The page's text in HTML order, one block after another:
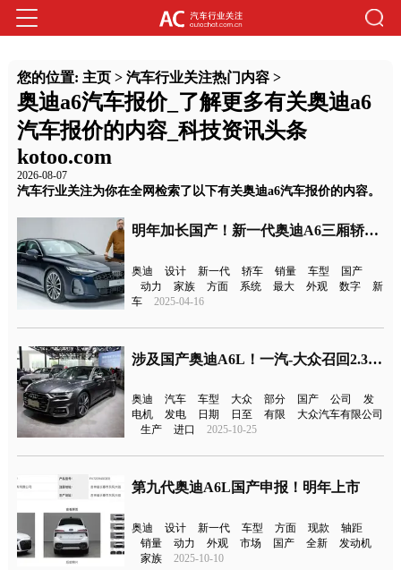
您的位置: 主页> 汽车行业关注热门内容>
奥迪a6汽车报价_了解更多有关奥迪a6
汽车报价的内容_科技资讯头条
kotoo.com
2026-08-07
汽车行业关注为你在全网检索了以下有关奥迪a6汽车报价的内容。
明年加长国产！新一代奥迪A6三厢轿车全球首发
奥迪 设计 新一代 轿车 销量 车型
国产
动力
家族 方面 系统 最大 外观 数字
新
车
2025-04-16
涉及国产奥迪A6L！一汽-大众召回2.3万辆奥迪
奥迪 汽车 车型 大众 部分 国产 公司
发
电机
发电 日期 日至 有限
大众汽车有限公司
生产
进口 2025-10-25
第九代奥迪A6L国产申报！明年上市
奥迪 设计 新一代 车型 方面 现款
轴距
销量
动力 外观 市场 国产 全新
发动机
家族
2025-10-10